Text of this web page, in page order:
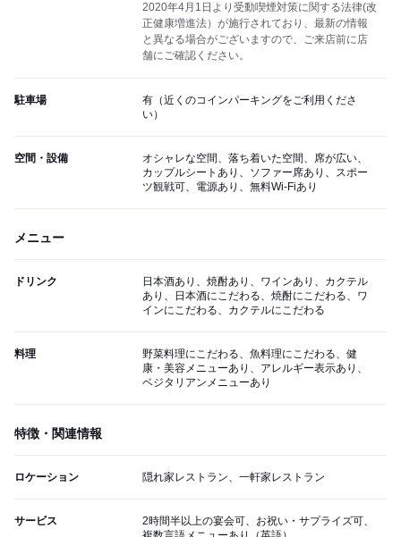
2020年4月1日より受動喫煙対策に関する法律(改
正健康増進法）が施行されており、最新の情報
と異なる場合がございますので、ご来店前に店
舗にご確認ください。
駐車場
有（近くのコインパーキングをご利用くださ
い）
空間・設備
オシャレな空間、落ち着いた空間、席が広い、
カップルシートあり、ソファー席あり、スポー
ツ観戦可、電源あり、無料Wi-Fiあり
メニュー
ドリンク
日本酒あり、焼酎あり、ワインあり、カクテル
あり、日本酒にこだわる、焼酎にこだわる、ワ
インにこだわる、カクテルにこだわる
料理
野菜料理にこだわる、魚料理にこだわる、健
康・美容メニューあり、アレルギー表示あり、
ベジタリアンメニューあり
特徴・関連情報
ロケーション 隠れ家レストラン、一軒家レストラン
サービス
2時間半以上の宴会可、お祝い・サプライズ可、